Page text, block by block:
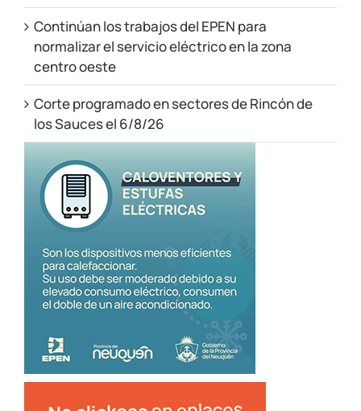
Continúan los trabajos del EPEN para
normalizar el servicio eléctrico en la zona
centro oeste
Corte programado en sectores de Rincón de
los Sauces el 6/8/26